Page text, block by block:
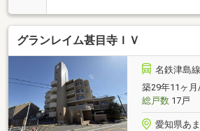
グランレイム甚目寺ＩＶ
名鉄津島
築29年11ヶ
総戸数17戸
愛知県あ